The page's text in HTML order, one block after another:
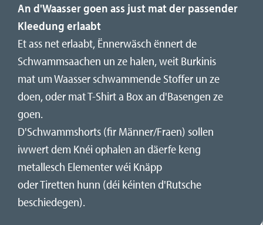
An d'Waasser goen ass just mat der passender
Kleedung erlaabt
Et ass net erlaabt, Ënnerwäsch ënnert de
Schwammsaachen un ze halen, weit Burkinis
mat um Waasser schwammende Stoffer un ze
doen, oder mat T-Shirt a Box an d'Basengen ze
goen.
D'Schwammshorts (fir Männer/Fraen) sollen
iwwert dem Knéi ophalen an däerfe keng
metallesch Elementer wéi Knäpp
oder Tiretten hunn (déi kéinten d'Rutsche
beschiedegen).